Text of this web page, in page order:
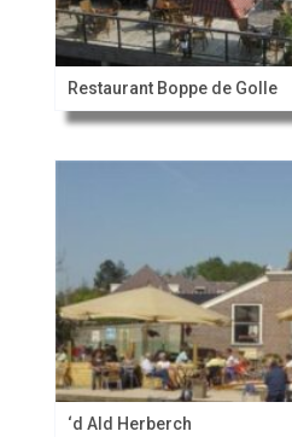
Restaurant Boppe de Golle
‘d Ald Herberch